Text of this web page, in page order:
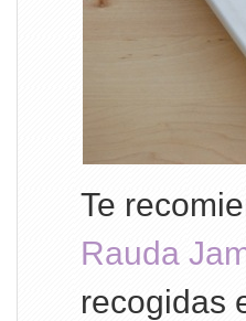
Te
Rauda
recogidas